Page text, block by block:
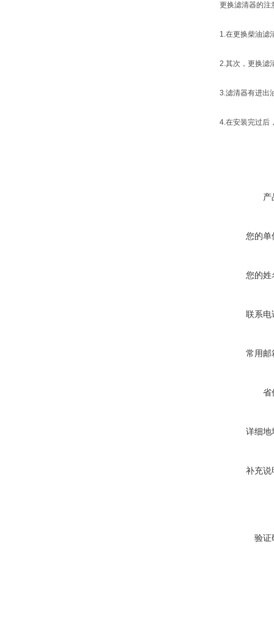
更换滤清器的注
1.在更换柴油滤清
2.其次，更换滤清
3.滤清器有进出油
4.在安装完过后，
产
您的单
您的姓
联系电
常用邮
省
详细地
补充说
验证